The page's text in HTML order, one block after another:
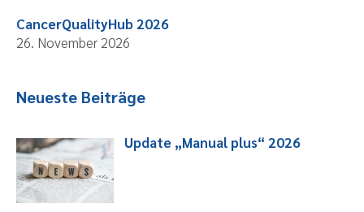
CancerQualityHub 2026
26. November 2026
Neueste Beiträge
Update „Manual plus“ 2026